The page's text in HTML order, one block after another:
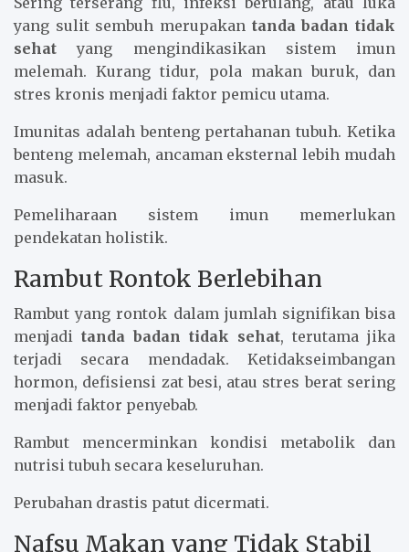
yang sulit sembuh merupakan tanda badan tidak
sehat yang mengindikasikan sistem imun
melemah. Kurang tidur, pola makan buruk, dan
stres kronis menjadi faktor pemicu utama.
Imunitas adalah benteng pertahanan tubuh. Ketika
benteng melemah, ancaman eksternal lebih mudah
masuk.
Pemeliharaan sistem imun memerlukan
pendekatan holistik.
Rambut Rontok Berlebihan
Rambut yang rontok dalam jumlah signifikan bisa
menjadi tanda badan tidak sehat, terutama jika
terjadi secara mendadak. Ketidakseimbangan
hormon, defisiensi zat besi, atau stres berat sering
menjadi faktor penyebab.
Rambut mencerminkan kondisi metabolik dan
nutrisi tubuh secara keseluruhan.
Perubahan drastis patut dicermati.
Nafsu Makan yang Tidak Stabil